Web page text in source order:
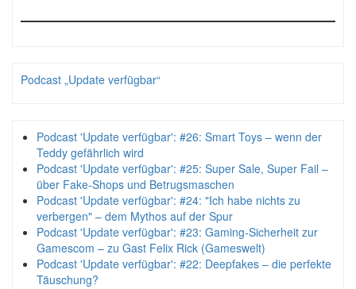
Podcast „Update verfügbar“
Podcast 'Update verfügbar': #26: Smart Toys – wenn der
Teddy gefährlich wird
Podcast 'Update verfügbar': #25: Super Sale, Super Fail –
über Fake-Shops und Betrugsmaschen
Podcast 'Update verfügbar': #24: "Ich habe nichts zu
verbergen" – dem Mythos auf der Spur
Podcast 'Update verfügbar': #23: Gaming-Sicherheit zur
Gamescom – zu Gast Felix Rick (Gameswelt)
Podcast 'Update verfügbar': #22: Deepfakes – die perfekte
Täuschung?